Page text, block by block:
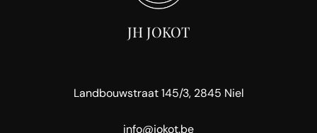
JH JOKOT
Landbouwstraat 145/3, 2845 Niel
info@jokot.be